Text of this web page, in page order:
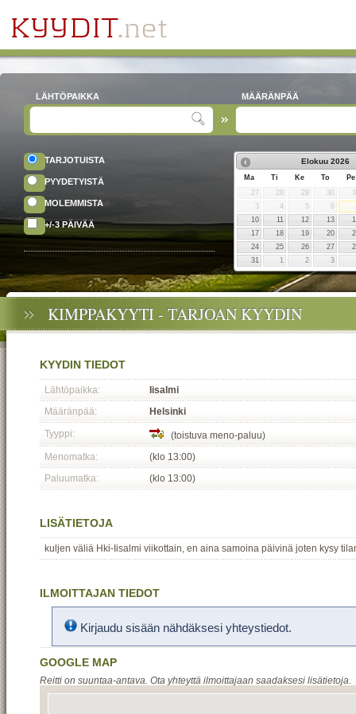
LÄHTÖPAIKKA MÄÄRÄNPÄÄ
TARJOTUISTA
PYYDETYISTÄ
MOLEMMISTA
+/-3 PÄIVÄÄ
Elokuu 2026
Ma Ti Ke To
Pe
27
28 29 30
3
4 5
6
10
11 12 13
17
18 19 20
24
25 26 27
31
1 2 3
KIMPPAKYYTI - TARJOAN KYYDIN
KYYDIN TIEDOT
Lähtöpaikka:
Iisalmi
Määränpää:
Helsinki
Tyyppi:
(toistuva meno-paluu)
Menomatka:
(klo 13:00)
Paluumatka:
(klo 13:00)
LISÄTIETOJA
kuljen väliä Hki-Iisalmi viikottain, en aina samoina päivinä joten kysy
ILMOITTAJAN TIEDOT
Kirjaudu sisään nähdäksesi yhteystiedot.
GOOGLE MAP
Reitti on suuntaa-antava. Ota yhteyttä ilmoittajaan saadaksesi lisätietoja.